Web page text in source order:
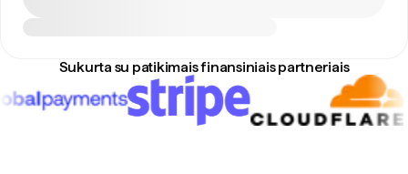
Sukurta su patikimais finansiniais partneriais